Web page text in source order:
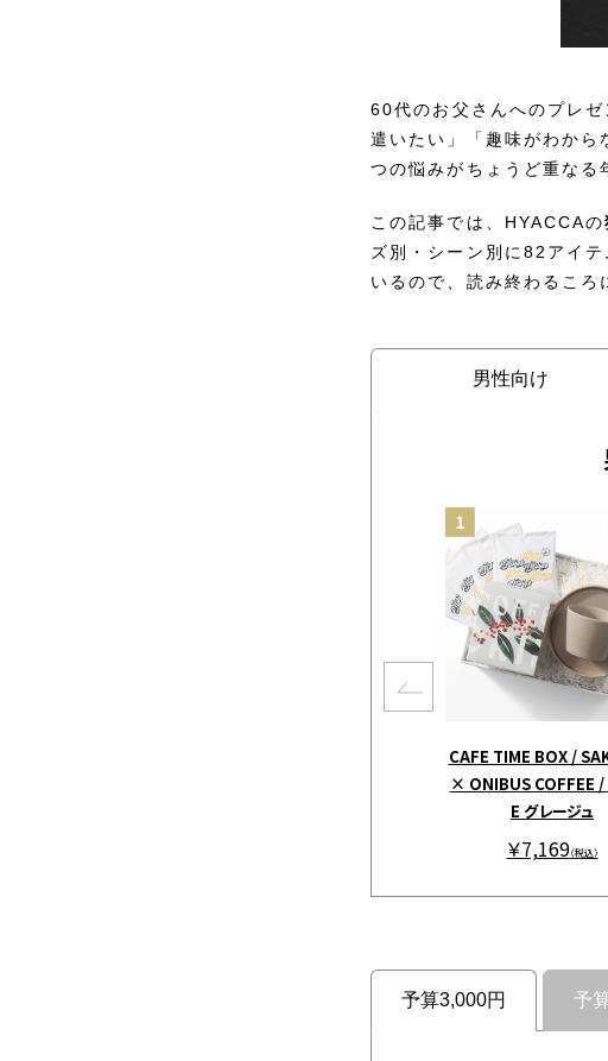
60代のお父さんへのプレ
遣いたい」「趣味がわから
つの悩みがちょうど重なる
この記事では、HYACCAの
ズ別・シーン別に82アイ
いるので、読み終わるころ
男性向け
CAFE TIME BOX /
× ONIBUS COFFEE /
E グレージュ
￥7,169（税込）
予算3,000円 予